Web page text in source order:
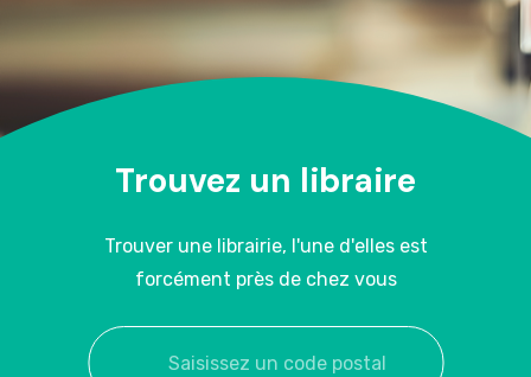
Trouvez un libraire
Trouver une librairie, l'une d'elles est
forcément près de chez vous